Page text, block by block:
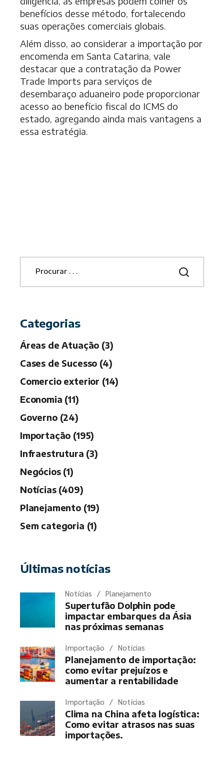
benefícios desse método, fortalecendo
suas operações comerciais globais.
Além disso, ao considerar a importação por
encomenda em Santa Catarina, vale
destacar que a contratação da Power
Trade Imports para serviços de
desembaraço aduaneiro pode proporcionar
acesso ao benefício fiscal do ICMS do
estado, agregando ainda mais vantagens a
essa estratégia.
S
Categorias
Áreas de Atuação (3)
Cases de Sucesso (4)
Comercio exterior (14)
Economia (11)
Governo (24)
Importação (195)
Infraestrutura (3)
Negócios (1)
Notícias (409)
Planejamento (19)
Sem categoria (1)
Últimas notícias
Notícias Planejamento
Supertufão Dolphin pode
impactar embarques da Ásia
nas próximas semanas
Importação Notícias
Planejamento de importação:
como evitar prejuízos e
aumentar a rentabilidade
Importação Notícias
Clima na China afeta logística:
Como evitar atrasos nas suas
importações.